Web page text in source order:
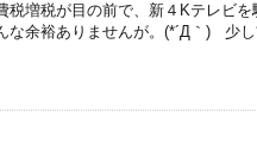
税増税が目の前で、新４Kテレビ
な余裕ありませんが。(*´Д｀) 少